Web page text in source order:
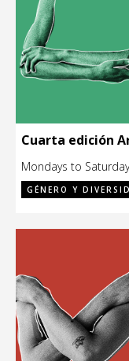
Cuarta edición
Mondays to
GÉNERO Y